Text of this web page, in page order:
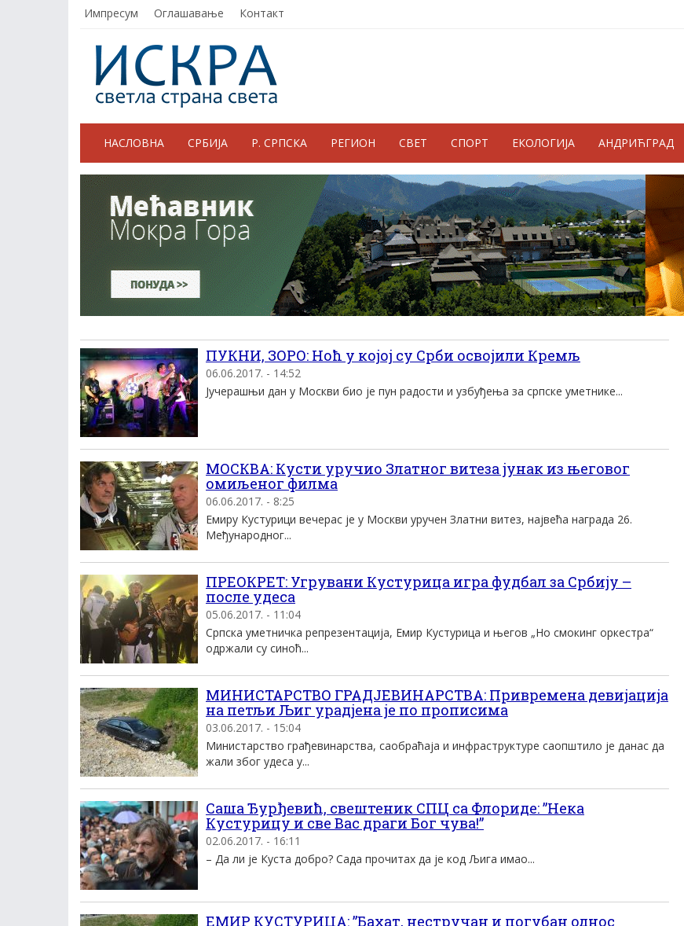
Импресум Оглашавање Контакт
НАСЛОВНА СРБИЈА Р. СРПСКА РЕГИОН СВЕТ СПОРТ ЕКОЛОГИЈА АНДРИЋГРАД
ПУКНИ, ЗОРО: Ноћ у којој су Срби освојили Кремљ
06.06.2017. - 14:52
Јучерашњи дан у Москви био је пун радости и узбуђења за српске уметнике...
МОСКВА: Кусти уручио Златног витеза јунак из његовог
омиљеног филма
06.06.2017. - 8:25
Емиру Кустурици вечерас je у Москви уручен Златни витез, највећа награда 26.
Међународног...
ПРЕОКРЕТ: Угрувани Кустурица игра фудбал за Србију –
после удеса
05.06.2017. - 11:04
Српска уметничка репрезентација, Емир Кустурица и његов „Но смокинг оркестра“
одржали су синоћ...
МИНИСТАРСТВО ГРАДЈЕВИНАРСТВА: Привремена девијација
на петљи Љиг урадјена је по прописима
03.06.2017. - 15:04
Министарство грађевинарства, саобраћаја и инфраструктуре саопштило је данас да
жали због удеса у...
Саша Ђурђевић, свештеник СПЦ са Флориде: ”Нека
Кустурицу и све Вас драги Бог чува!”
02.06.2017. - 16:11
– Да ли је Куста добро? Сада прочитах да је код Љига имао...
ЕМИР КУСТУРИЦА: ”Бахат, нестручан и погубан однос